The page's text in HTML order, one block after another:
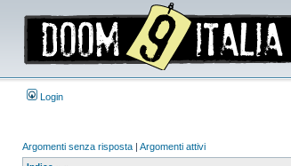
Login
Argomenti senza risposta | Argomenti attivi